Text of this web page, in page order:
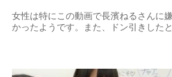
女性は特にこの動画で長濱ねるさんに
かったようです。また、ドン引きした